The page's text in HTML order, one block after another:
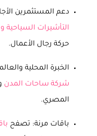
دعم المستثمرين
التأشيرات
حركة رجال الأعمال.
الخبرة المحلية
شركة ساحات المدن
المصري.
باقات مرنة: تصفح